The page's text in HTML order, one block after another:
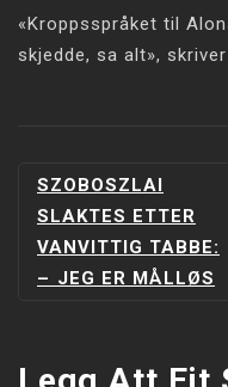
«Kroppsspråket til
skjedde, sa alt»,
SZOBOSZLAI
SLAKTES ETTER
VANVITTIG TABBE:
–⁠ JEG ER MÅLLØS